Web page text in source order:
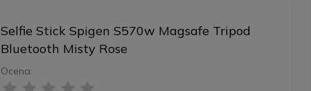
Selfie Stick Spigen S570w Magsafe Tripod
Bluetooth Misty Rose
Ocena: